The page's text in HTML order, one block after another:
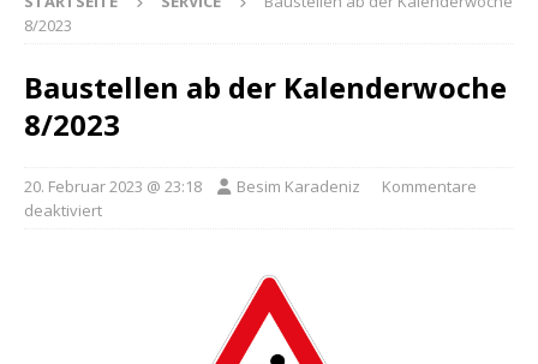
8/2023
Baustellen ab der Kalenderwoche
8/2023
20. Februar 2023 @ 23:18 Besim Karadeniz
Kommentare
deaktiviert